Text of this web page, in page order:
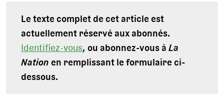
Le texte complet de cet article est
actuellement réservé aux abonnés.
Identifiez-vous, ou abonnez-vous àLa
Nationen remplissant le formulaire ci-
dessous.